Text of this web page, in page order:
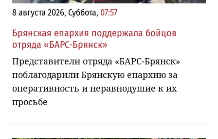
8 августа 2026, Суббота, 07:57
Брянская епархия поддержала бойцов
отряда «БАРС-Брянск»
Представители отряда «БАРС-Брянск»
поблагодарили Брянскую епархию за
оперативность и неравнодушие к их
просьбе